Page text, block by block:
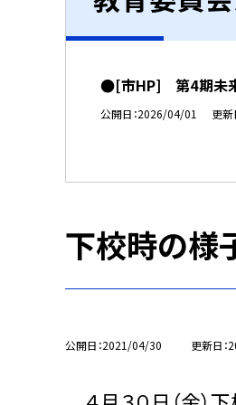
●[市HP] 第4期未来
公開日 2026/04/01 更新
下校時の様
公開日 2021/04/30 更新日